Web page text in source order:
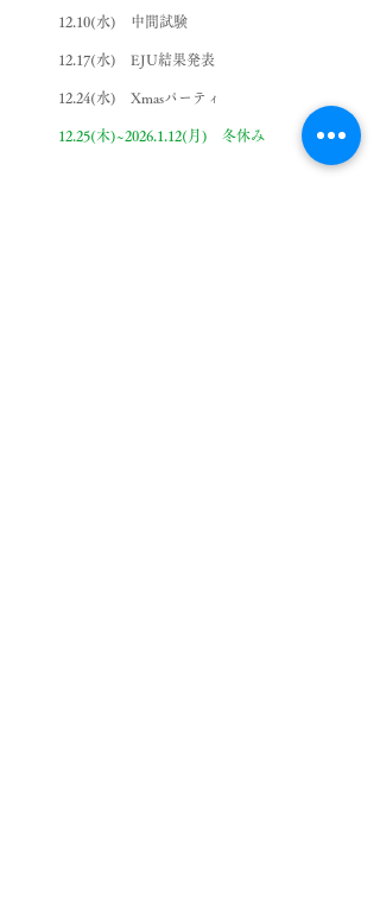
12.10(水) 中間試験
12.17(水) EJU結果発表
12.24(水) Xmasパーティ
12.25(木)~2026.1.12(月) 冬休み